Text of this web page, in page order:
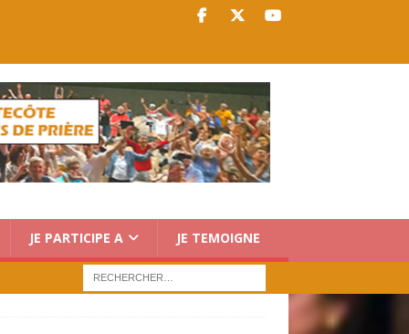
JE PARTICIPE A JE TEMOIGNE